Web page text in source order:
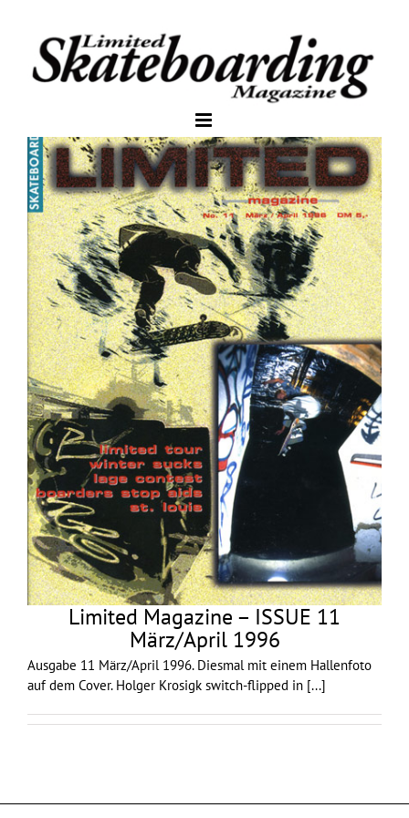
Limited Magazine – ISSUE 11
März/April 1996
Ausgabe 11 März/April 1996. Diesmal mit einem Hallenfoto
auf dem Cover. Holger Krosigk switch-flipped in [...]